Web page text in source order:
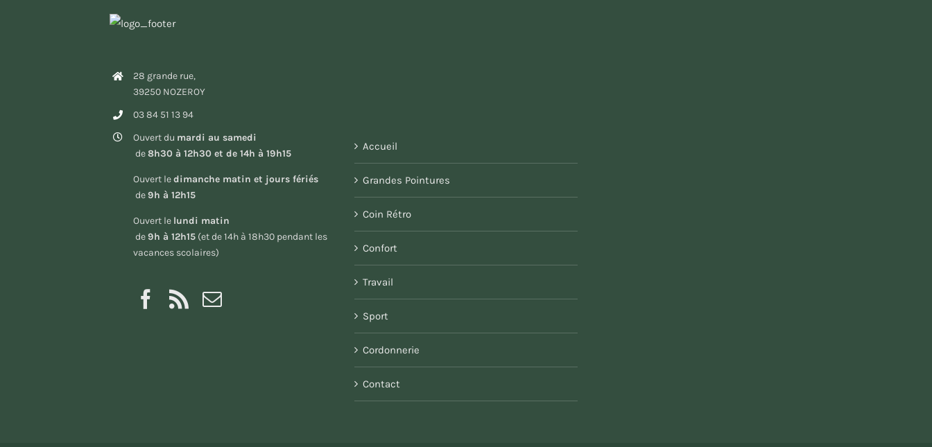
28 grande rue,
39250 NOZEROY
03 84 51 13 94
Ouvert du mardi au samedi
de8h30 à 12h30 et de 14h à 19h15
Ouvert ledimanche matin et jours fériés
de9h à 12h15
Ouvert le lundi matin
de9h à 12h15(et de 14h à 18h30 pendant les
vacances scolaires)
Accueil
Grandes Pointures
Coin Rétro
Confort
Travail
Sport
Cordonnerie
Contact